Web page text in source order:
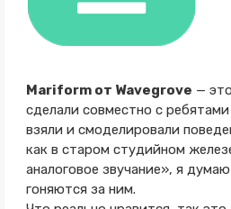
Mariform от Wavegrove —
сделали совместно с ребятами
взяли и смоделировали
как в старом студийном
аналоговое звучание», я
гоняются за ним.